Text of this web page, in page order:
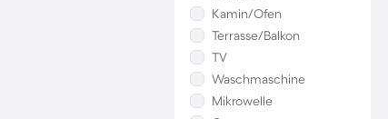
Kamin/Ofen
Terrasse/Balkon
TV
Waschmaschine
Mikrowelle